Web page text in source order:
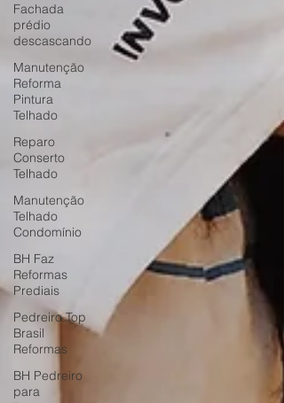
Fachada
prédio
descascando
Manutenção
Reforma
Pintura
Telhado
Reparo
Conserto
Telhado
Manutenção
Telhado
Condomínio
BH Faz
Reformas
Prediais
Pedreiro Top
Brasil
Reformas
BH Pedreiro
para